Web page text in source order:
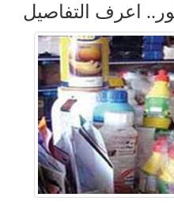
اعرف التفاصيل